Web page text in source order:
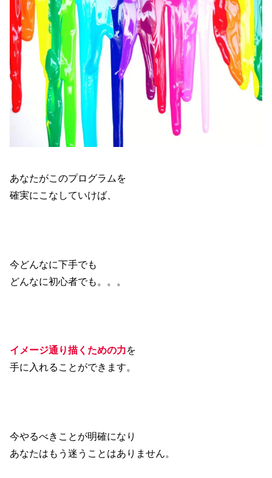
あなたがこのプログラムを
確実にこなしていけば、
今どんなに下手でも
どんなに初心者でも。。。
イメージ通り描くための力を
手に入れることができます。
今やるべきことが明確になり
あなたはもう迷うことはありません。